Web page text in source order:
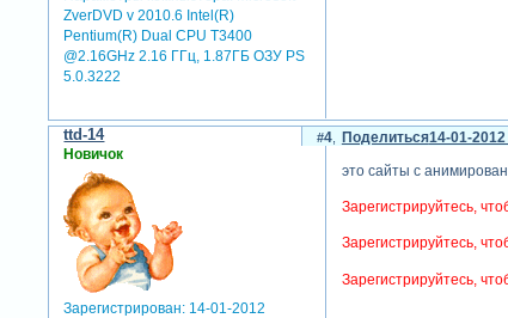
ZverDVD v 2010.6 Intel(R)
Pentium(R) Dual CPU T3400
@2.16GHz 2.16 ГГц, 1.87ГБ OЗУ PS
5.0.3222
Поделиться
4 14-01-
ttd-14
Новичок
Зарегистрирован: 14-01-2012
это сайты с
Зарегистрируйтесь,
Зарегистрируйтесь,
Зарегистрируйтесь,